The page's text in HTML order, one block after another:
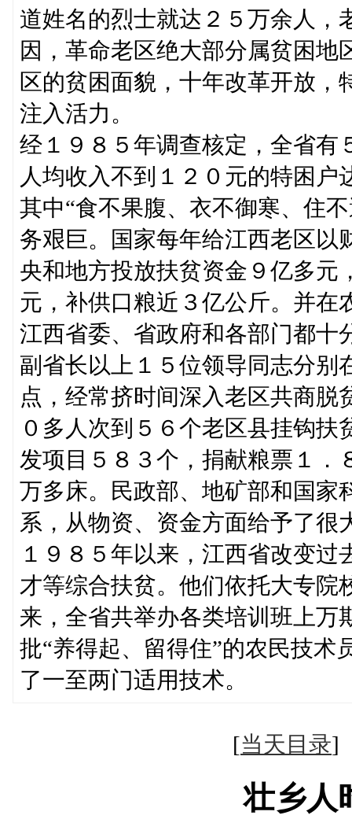
道姓名的烈士就达２５万余人，
因，革命老区绝大部分属贫困
区的贫困面貌，十年改革开放
注入活力。
经１９８５年调查核定，全省有
人均收入不到１２０元的特困
其中“食不果腹、衣不御寒、住
务艰巨。国家每年给江西老区以
央和地方投放扶贫资金９亿多元
元，补供口粮近３亿公斤。并在
江西省委、省政府和各部门都十
副省长以上１５位领导同志分别
点，经常挤时间深入老区共商
０多人次到５６个老区县挂钩
发项目５８３个，捐献粮票１．
万多床。民政部、地矿部和国家
系，从物资、资金方面给予了很
１９８５年以来，江西省改变
才等综合扶贫。他们依托大专院
来，全省共举办各类培训班上万
批“养得起、留得住”的农民技术
了一至两门适用技术。
[当天目录
壮乡人